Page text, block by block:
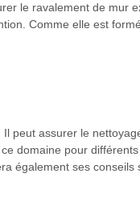
le ravalement de mur
Comme elle est
peut assurer le
domaine pour
également ses conseils